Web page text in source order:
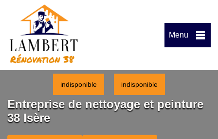
Menu
indisponible indisponible
Entreprise de nettoyage et peinture
38 Isère